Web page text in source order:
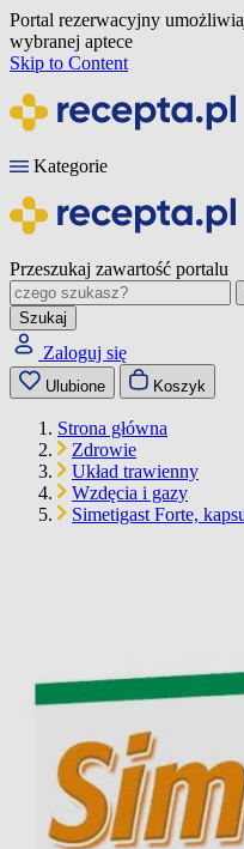
Portal rezerwacyjny
wybranej aptece
Skip to Content
Kategorie
Przeszukaj zawartość portalu
Szukaj
Zaloguj się
Ulubione Koszyk
Strona główna
Zdrowie
Układ trawienny
Wzdęcia i gazy
Simetigast Forte,